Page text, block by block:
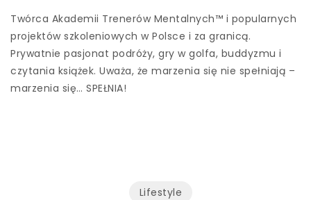
Twórca Akademii Trenerów Mentalnych™ i popularnych
projektów szkoleniowych w Polsce i za granicą.
Prywatnie pasjonat podróży, gry w golfa, buddyzmu i
czytania książek. Uważa, że marzenia się nie spełniają –
marzenia się… SPEŁNIA!
Lifestyle